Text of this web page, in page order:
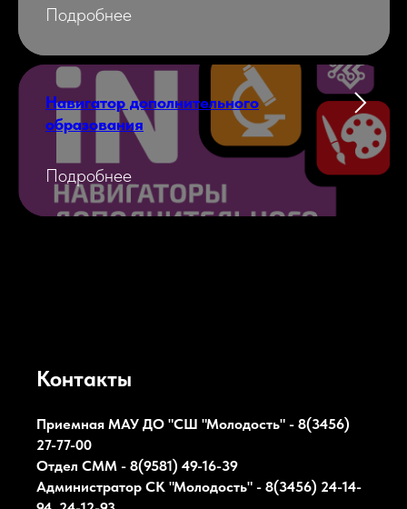
Подробнее
Навигатор дополнительного
образования
Подробнее
Контакты
Приемная МАУ ДО "СШ "Молодость" - 8(3456)
27-77-00
Отдел СММ - 8(9581) 49-16-39
Администратор СК "Молодость" - 8(3456) 24-14-